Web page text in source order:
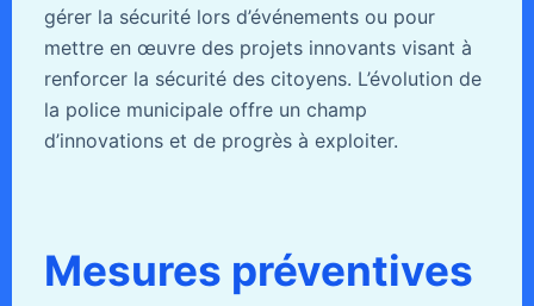
gérer la sécurité lors d’événements ou pour
mettre en œuvre des projets innovants visant à
renforcer la sécurité des citoyens. L’évolution de
la police municipale offre un champ
d’innovations et de progrès à exploiter.
Mesures préventives